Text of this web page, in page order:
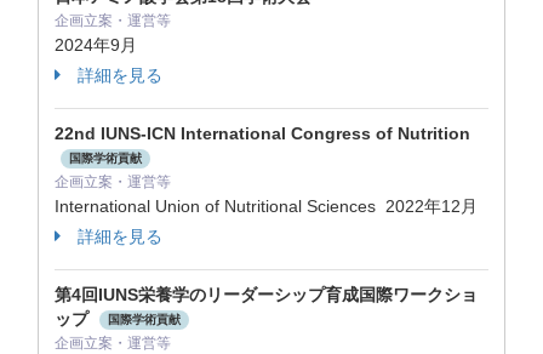
企画立案・運営等
2024年9月
詳細を見る
22nd IUNS-ICN International Congress of Nutrition
国際学術貢献
企画立案・運営等
International Union of Nutritional Sciences 2022年12月
詳細を見る
第4回IUNS栄養学のリーダーシップ育成国際ワークショ
ップ
国際学術貢献
企画立案・運営等